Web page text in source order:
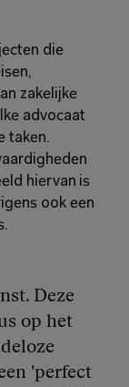
die
zakelijke
advocaat
taken.
hiervan is
ook een
Deze
op het
'perfect